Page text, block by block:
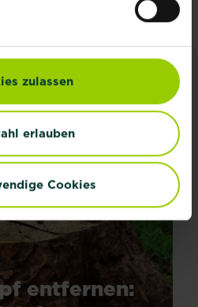
zulassen
erlauben
Cookies
RATGEBER
entfernen: